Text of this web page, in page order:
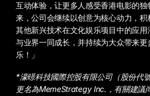
互动体验，让更多人感受香港电影的
来，公司会继续以创意为核心动力，
其他新兴技术在文化娱乐项目中的应
与业界一同成长，并持续为大众带来更
乐！」
*濠暻科技國際控股有限公司（股份代
更名為MemeStrategy Inc.，有關建議